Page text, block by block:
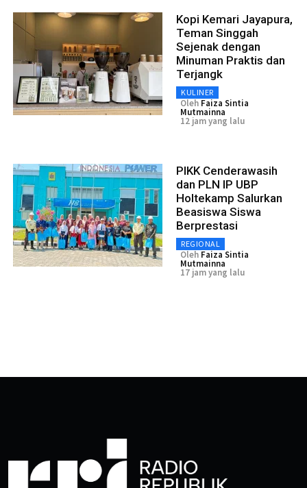
Kopi Kemari Jayapura,
Teman Singgah
Sejenak dengan
Minuman Praktis dan
Terjangk
KULINER
Oleh Faiza Sintia
Mutmainna
12 jam yang lalu
PIKK Cenderawasih
dan PLN IP UBP
Holtekamp Salurkan
Beasiswa Siswa
Berprestasi
REGIONAL
Oleh Faiza Sintia
Mutmainna
17 jam yang lalu